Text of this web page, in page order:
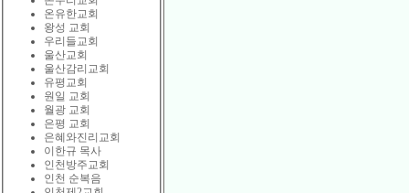
온유한교회
왕성 교회
우리들교회
울산교회
울산감리교회
유평교회
원일 교회
월광 교회
은평 교회
은혜와진리교회
이한규 목사
인천방주교회
인천 순복음